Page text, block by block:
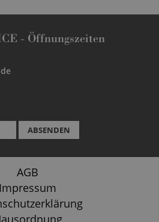
- Öffnungszeiten
ABSENDEN
AGB
Impressum